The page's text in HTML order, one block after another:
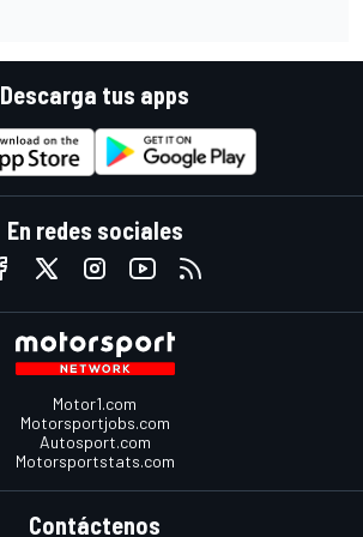
Descarga tus apps
En redes sociales
Motor1.com
Motorsportjobs.com
Autosport.com
Motorsportstats.com
Contáctenos